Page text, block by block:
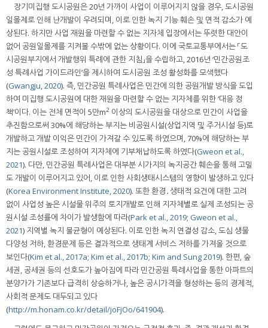
장기미집행 도시공원은 20년 가까이 사업이 이루어지지 않을 경우, 도시공원
일몰제로 인해 난개발이 우려되며, 이로 인한 녹지 기능 훼손 및 면적 감소가 예
상된다. 하지만 사업 재원을 마련할 수 없는 지자체 입장에서는 뚜렷한 대안이
없어 공원일몰제를 지켜볼 수밖에 없는 상황이다. 이에 국토교통부에서는 「도
시공원부지에서 개발행위 특례에 관한 지침」을 수립하고, 2016년 ‘민간공원조
성 특례사업 가이드라인’을 제시하여 도시공원 조성 활성화를 모색했다
(Gwangju, 2020). 즉, 민간공원 특례사업은 민간에 의한 공원개발 방식을 도입
하여 미집행 도시공원에 대한 재원을 마련할 수 없는 지자체를 위한 ‘대응 정
책’이다. 이는 전체 면적이 5만m2 이상의 도시공원을 대상으로 민간이 사업을
추진함으로써 30%에 해당하는 부지는 비공원시설(상업지역 및 주거시설 등)로
개발하고 개발 이익은 민간이 가져갈 수 있도록 하였으며, 70%에 해당하는 부
지는 공원시설로 조성하여 지자체에 기부채납하도록 하였다(Gweon et al.,
2021). 다만, 민간공원 특례사업은 대부분 시가지의 녹지공간 훼손을 통해 고밀
도 개발이 이루어지고 있어, 이로 인한 사회생태시스템의 영향이 발생하고 있다
(Korea Environment Institute, 2020). 또한 환경․생태적 요건에 대한 고려
없이 사업성 높은 시설물 위주의 토지개발로 인해 지자체별로 실제 조성되는 공
원시설 조성률에 차이가 발생함에 따라(Park et al., 2019; Gweon et al.,
2021) 지역별 녹지 불균형이 예상된다. 이로 인한 녹지 연결성 감소, 도심 생물
다양성 저하, 환경문제 등은 결과적으로 생태계 서비스 저하를 가져올 것으로
보인다(Kim et al., 2017a; Kim et al., 2017b; Kim and Sung 2019). 한편, 숲
세권, 공세권 등의 선호도가 높아짐에 따라 민간공원 특례사업을 통한 아파트의
분양가가 기존보다 급격히 상승하거나, 높은 공시가격을 형성하는 등의 경제적,
사회적 문제도 대두되고 있다
(http://m.honam.co.kr/detail/joFjOo/641904).